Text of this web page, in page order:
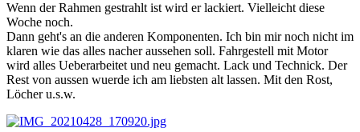
Wenn der Rahmen gestrahlt ist wird er lackiert. Vielleicht diese
Woche noch.
Dann geht's an die anderen Komponenten. Ich bin mir noch nicht im
klaren wie das alles nacher aussehen soll. Fahrgestell mit Motor
wird alles Ueberarbeitet und neu gemacht. Lack und Technick. Der
Rest von aussen wuerde ich am liebsten alt lassen. Mit den Rost,
Löcher u.s.w.